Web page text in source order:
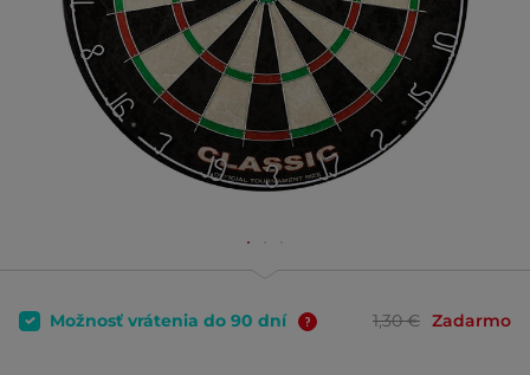
Možnosť vrátenia do 90 dní 1,30 € Zadarmo